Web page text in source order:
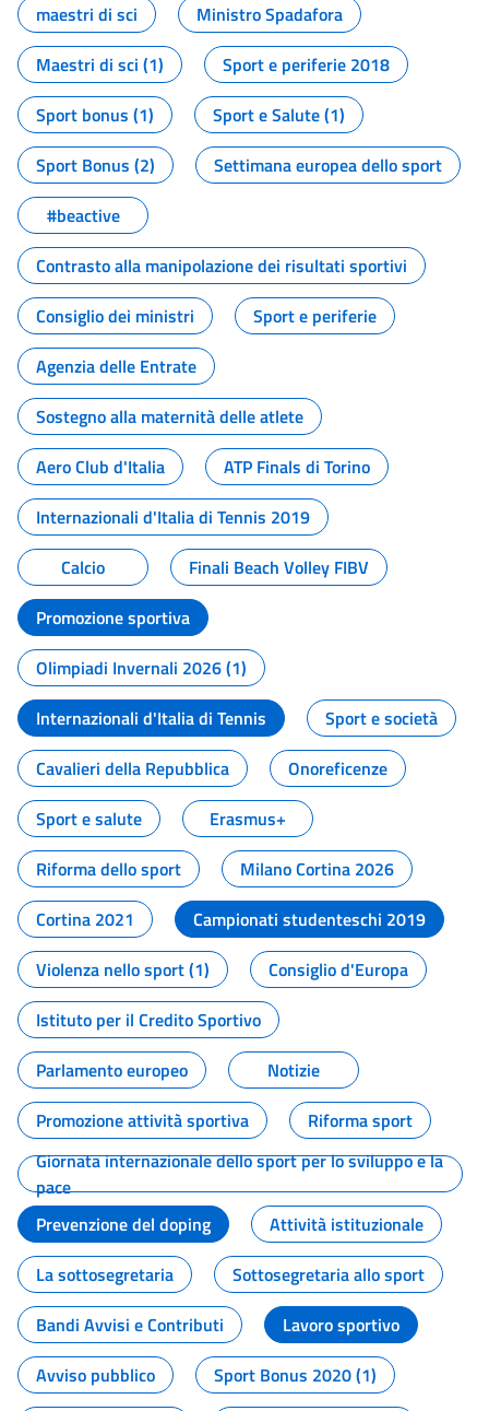
maestri di sci
Ministro Spadafora
Maestri di sci (1)
Sport e periferie 2018
Sport bonus (1)
Sport e Salute (1)
Sport Bonus (2)
Settimana europea dello sport
#beactive
Contrasto alla manipolazione dei risultati sportivi
Consiglio dei ministri
Sport e periferie
Agenzia delle Entrate
Sostegno alla maternità delle atlete
Aero Club d'Italia
ATP Finals di Torino
Internazionali d'Italia di Tennis 2019
Calcio
Finali Beach Volley FIBV
Promozione sportiva
Olimpiadi Invernali 2026 (1)
Internazionali d'Italia di Tennis
Sport e società
Cavalieri della Repubblica
Onoreficenze
Sport e salute
Erasmus+
Riforma dello sport
Milano Cortina 2026
Cortina 2021
Campionati studenteschi 2019
Violenza nello sport (1)
Consiglio d'Europa
Istituto per il Credito Sportivo
Parlamento europeo
Notizie
Promozione attività sportiva
Riforma sport
Giornata internazionale dello sport per lo sviluppo e la
pace
Prevenzione del doping
Attività istituzionale
La sottosegretaria
Sottosegretaria allo sport
Bandi Avvisi e Contributi
Lavoro sportivo
Avviso pubblico
Sport Bonus 2020 (1)